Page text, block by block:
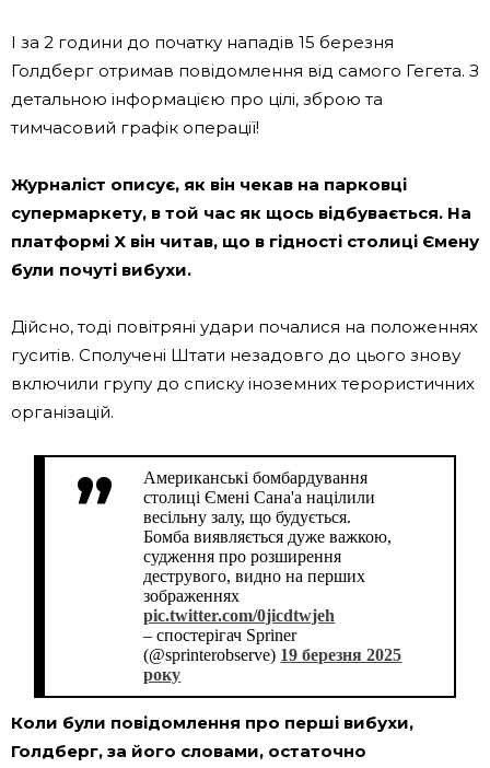
І за 2 години до початку нападів 15 березня
Голдберг отримав повідомлення від самого Гегета. З
детальною інформацією про цілі, зброю та
тимчасовий графік операції!
Журналіст описує, як він чекав на парковці
супермаркету, в той час як щось відбувається. На
платформі X він читав, що в гідності столиці Ємену
були почуті вибухи.
Дійсно, тоді повітряні удари почалися на положеннях
гуситів. Сполучені Штати незадовго до цього знову
включили групу до списку іноземних терористичних
організацій.
Американські бомбардування
столиці Ємені Сана'а націлили
весільну залу, що будується.
Бомба виявляється дуже важкою,
судження про розширення
деструвого, видно на перших
зображеннях
pic.twitter.com/0jicdtwjeh
– спостерігач Spriner
(@sprinterobserve) 19 березня 2025
року
Коли були повідомлення про перші вибухи,
Голдберг, за його словами, остаточно